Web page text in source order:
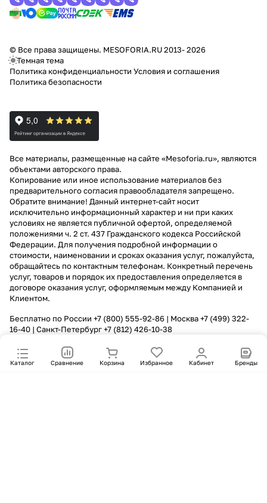
Каталог Сравнение Корзина Избранное Кабинет Бренды
© Все права защищены. MESOFORIA.RU 2013- 2026
Темная тема
Политика конфиденциальности Условия и соглашения
Политика безопасности
Все материалы, размещенные на сайте «Mesoforia.ru», являются
объектами авторского права.
Копирование или иное использование материалов без
предварительного согласия правообладателя запрещено.
Обратите внимание! Данный интернет-сайт носит
исключительно информационный характер и ни при каких
условиях не является публичной офертой, определяемой
положениями ч. 2 ст. 437 Гражданского кодекса Российской
Федерации. Для получения подробной информации о
стоимости, наименовании и сроках оказания услуг, пожалуйста,
обращайтесь по контактным телефонам. Конкретный перечень
услуг, товаров и порядок их предоставления определяется в
договоре оказания услуг, оформляемым между Компанией и
Клиентом.
Бесплатно по России +7 (800) 555-92-86 | Москва+7 (499) 322-
16-40 | Санкт-Петербург+7 (812) 426-10-38